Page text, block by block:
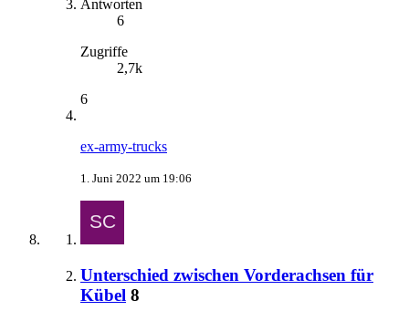
Antworten
6
Zugriffe
2,7k
6
ex-army-trucks
1. Juni 2022 um 19:06
Unterschied zwischen Vorderachsen für
Kübel 8